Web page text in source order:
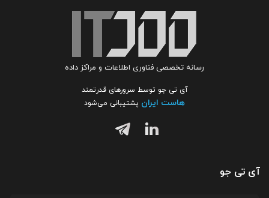
رسانه تخصصی فناوری اطلاعات و مراکز داده
آی تی جو توسط سرورهای قدرتمند
هاست ایران پشتیبانی می‌شود
آی تی جو